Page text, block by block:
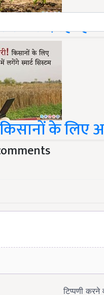
दे रही है
के लिए